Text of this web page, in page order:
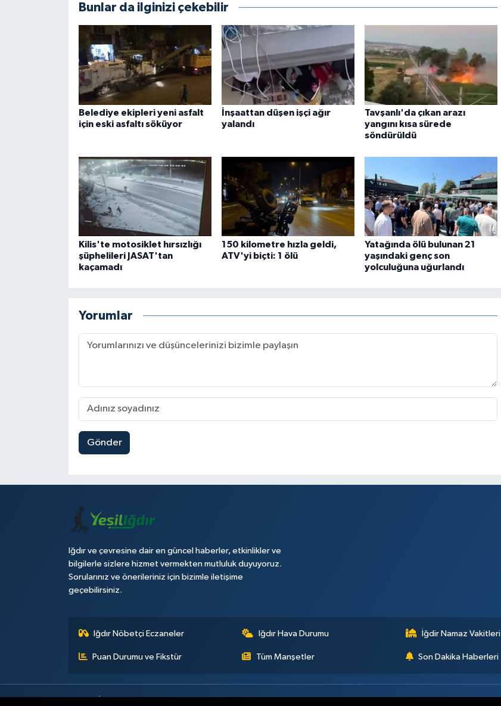
Bunlar da ilginizi çekebilir
Belediye ekipleri yeni asfalt
için eski asfaltı söküyor
İnşaattan düşen işçi ağır
yalandı
Tavşanlı'da çıkan arazı
yangını kısa sürede
söndürüldü
Kilis'te motosiklet hırsızlığı
şüphelileri JASAT'tan
kaçamadı
150 kilometre hızla geldi,
ATV'yi biçti: 1 ölü
Yatağında ölü bulunan 21
yaşındaki genç son
yolculuğuna uğurlandı
Yorumlar
Gönder
Iğdır ve çevresine dair en güncel haberler, etkinlikler ve
bilgilerle sizlere hizmet vermekten mutluluk duyuyoruz.
Sorularınız ve önerileriniz için bizimle iletişime
geçebilirsiniz.
Iğdır Nöbetçi Eczaneler Iğdır Hava Durumu İğdir Namaz Vakitleri
Puan Durumu ve Fikstür Tüm Manşetler Son Dakika Haberleri